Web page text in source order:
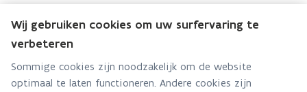
Team Bio
Hebt u een vraag voor dit team? Stel ze hier:
Wij gebruiken cookies om uw surfervaring te
verbeteren
Sommige cookies zijn noodzakelijk om de website
optimaal te laten functioneren. Andere cookies zijn